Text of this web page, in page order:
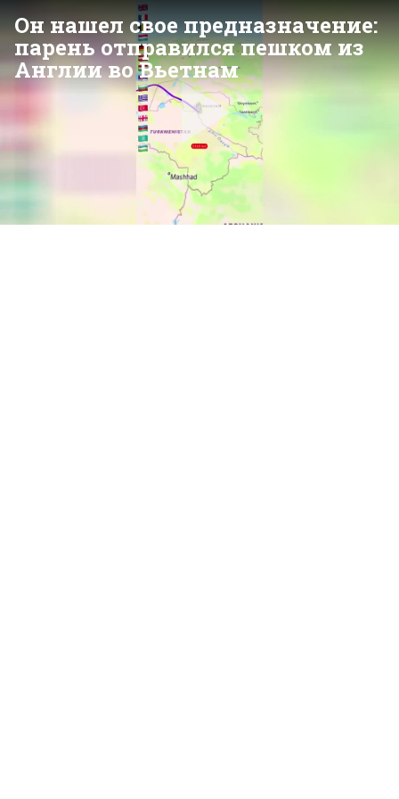
Он нашел свое предназначение:
парень отправился пешком из
Англии во Вьетнам